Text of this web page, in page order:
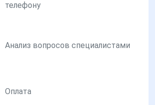
телефону
Анализ вопросов специалистами
Оплата